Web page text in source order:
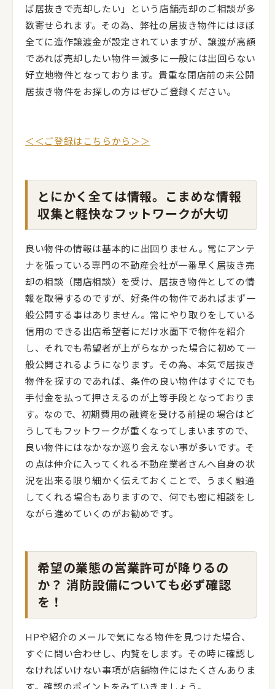
ば居抜きで売却したい」という店舗売却のご相談が多
数寄せられます。その為、弊社の居抜き物件にはほぼ
全てに造作譲渡金が設定されていますが、譲渡が高額
であれば売却したい物件＝滅多に一般には出回らない
好立地物件となっております。貴重な閉店前の未公開
居抜き物件をお探しの方はぜひご登録ください。
＜＜ご登録はこちらから＞＞
とにかく全ては情報。こまめな情報
収集と軽快なフットワークが大切
良い物件の情報は基本的に出回りません。常にアンテ
ナを張っている専門の不動産会社が一番早く居抜き売
却の相談（閉店相談）を受け、居抜き物件としての情
報を取得するのですが、好条件の物件であればまず一
般公開する事はありません。常にやり取りをしている
信用のできる出店希望者にだけ水面下で物件を紹介
し、それでも希望者が上がらなかった場合に初めて一
般公開されるようになります。その為、本気で居抜き
物件を探すのであれば、条件の良い物件はすぐにでも
手付金を払って押さえるのが上等手段となっておりま
す。なので、初期費用の融資を受ける前提の場合はど
うしてもフットワークが重くなってしまいますので、
良い物件にはなかなか巡り会えない事が多いです。そ
の点は仲介に入ってくれる不動産業者さんへ自身の状
況を出来る限り細かく伝えておくことで、うまく融通
してくれる場合もありますので、何でも密に相談をし
ながら進めていくのがお勧めです。
希望の業態の営業許可が降りるの
か？ 消防設備についても必ず確認
を！
HPや紹介のメールで気になる物件を見つけた場合、
すぐに問い合わせし、内覧をします。その時に確認し
なければいけない事項が店舗物件にはたくさんありま
す。確認のポイントをみていきましょう。